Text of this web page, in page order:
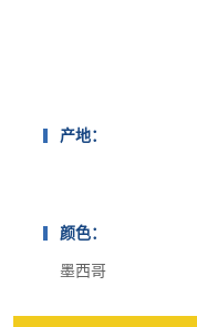
产地：
颜色：
墨西哥